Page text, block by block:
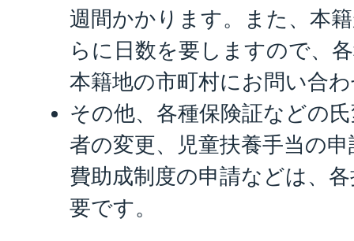
週間かかります。また、本
らに日数を要しますので、
本籍地の市町村にお問い合
その他、各種保険証などの
者の変更、児童扶養手当の
費助成制度の申請などは、
要です。